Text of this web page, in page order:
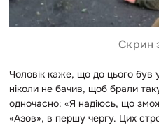
Скрин
Чоловік каже, що до цього був у
ніколи не бачив, щоб брали
одночасно: «Я надіюсь, що
«Азов», в першу чергу. Цих